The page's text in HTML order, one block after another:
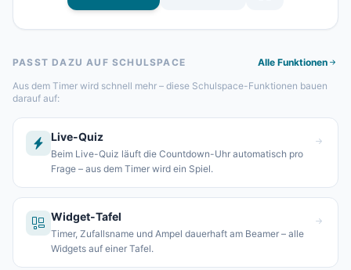
PASST DAZU AUF SCHULSPACE
Alle Funktionen
Aus dem Timer wird schnell mehr – diese Schulspace-Funktionen bauen
darauf auf:
Live-Quiz
Beim Live-Quiz läuft die Countdown-Uhr automatisch pro
Frage – aus dem Timer wird ein Spiel.
Widget-Tafel
Timer, Zufallsname und Ampel dauerhaft am Beamer – alle
Widgets auf einer Tafel.